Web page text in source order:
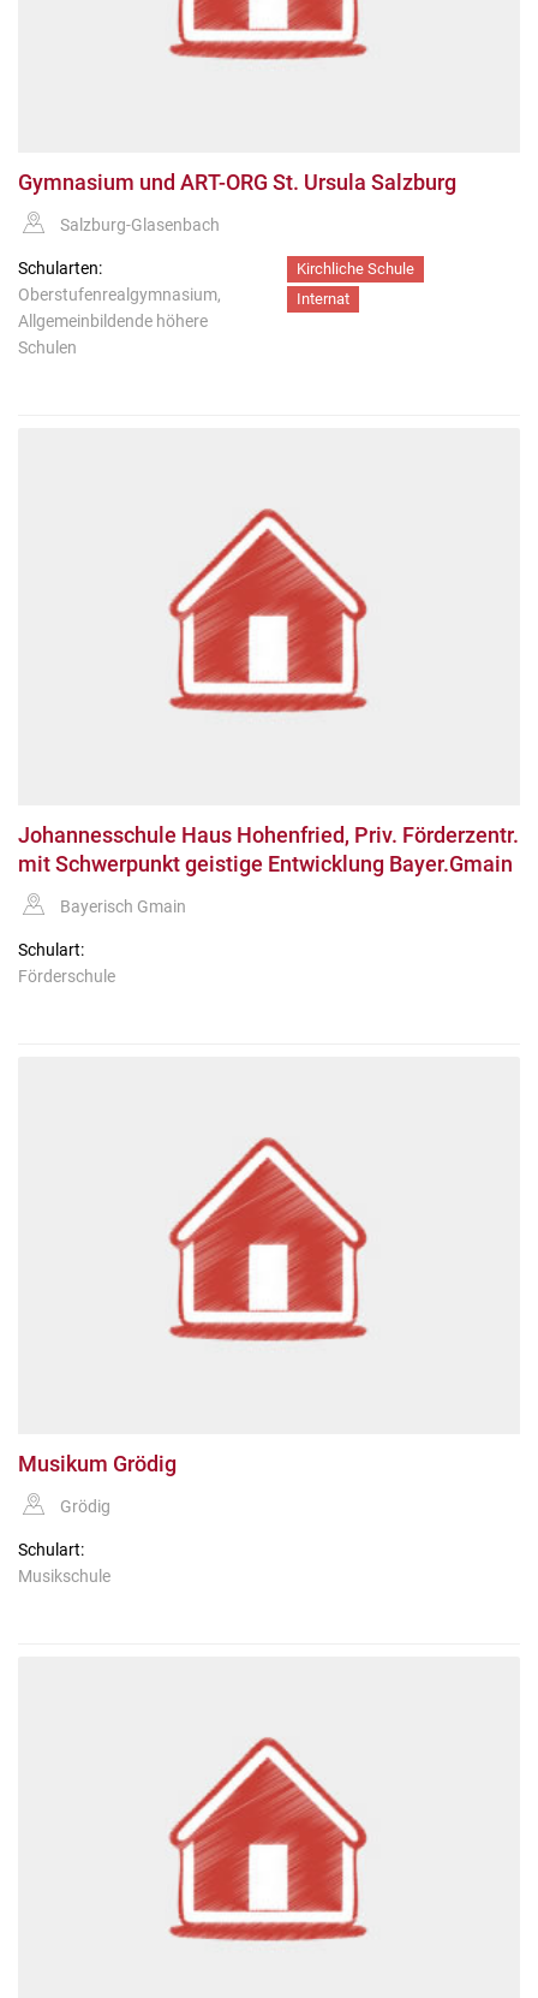
Gymnasium und ART-ORG St. Ursula Salzburg
Salzburg-Glasenbach
Schularten:
Oberstufenrealgymnasium,
Allgemeinbildende höhere
Schulen
Kirchliche Schule
Internat
Johannesschule Haus Hohenfried, Priv. Förderzentr.
mit Schwerpunkt geistige Entwicklung Bayer.Gmain
Bayerisch Gmain
Schulart:
Förderschule
Musikum Grödig
Grödig
Schulart:
Musikschule